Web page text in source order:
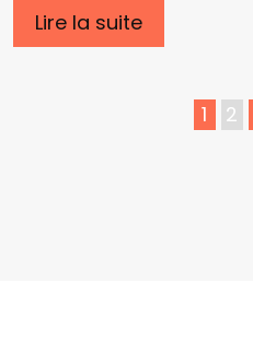
Lire la suite
1 2